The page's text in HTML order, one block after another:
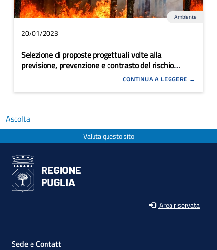
Ambiente
20/01/2023
Selezione di proposte progettuali volte alla
previsione, prevenzione e contrasto del rischio
incendi boschivi e di interfaccia urbano rurale
CONTINUA A LEGGERE
Ascolta
Valuta questo sito
Area riservata
Sede e Contatti